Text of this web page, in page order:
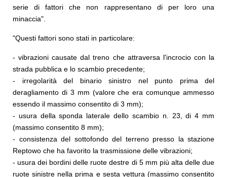
serie di fattori che non rappresentano di per loro una
minaccia".
"Questi fattori sono stati in particolare:
- vibrazioni causate dal treno che attraversa l'incrocio con la
strada pubblica e lo scambio precedente;
- irregolarità del binario sinistro nel punto prima del
deragliamento di 3 mm (valore che era comunque ammesso
essendo il massimo consentito di 3 mm);
- usura della sponda laterale dello scambio n. 23, di 4 mm
(massimo consentito 8 mm);
- consistenza del sottofondo del terreno presso la stazione
Reptowo che ha favorito la trasmissione delle vibrazioni;
- usura dei bordini delle ruote destre di 5 mm più alta delle due
ruote sinistre nella prima e sesta vettura (massimo consentito